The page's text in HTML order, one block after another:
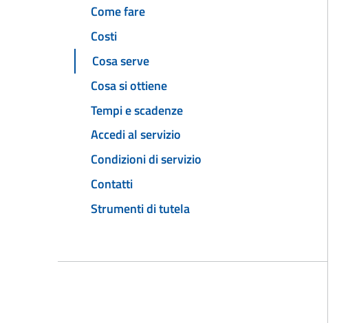
Come fare
Costi
Cosa serve
Cosa si ottiene
Tempi e scadenze
Accedi al servizio
Condizioni di servizio
Contatti
Strumenti di tutela